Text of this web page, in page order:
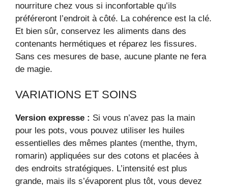
nourriture chez vous si inconfortable qu’ils
préféreront l’endroit à côté. La cohérence est la clé.
Et bien sûr, conservez les aliments dans des
contenants hermétiques et réparez les fissures.
Sans ces mesures de base, aucune plante ne fera
de magie.
VARIATIONS ET SOINS
Version expresse : Si vous n’avez pas la main
pour les pots, vous pouvez utiliser les huiles
essentielles des mêmes plantes (menthe, thym,
romarin) appliquées sur des cotons et placées à
des endroits stratégiques. L’intensité est plus
grande, mais ils s’évaporent plus tôt, vous devez